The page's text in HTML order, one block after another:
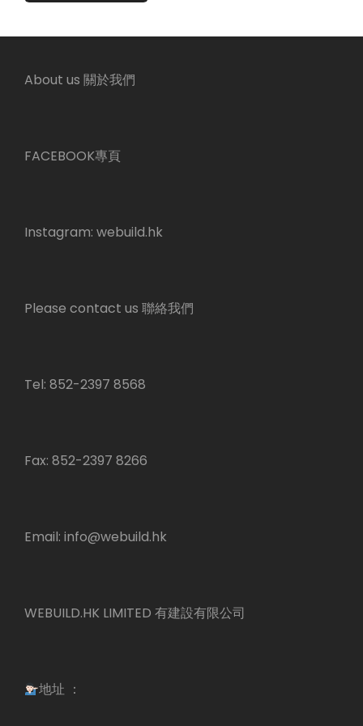
About us 關於我們
FACEBOOK專頁
Instagram: webuild.hk
Please contact us 聯絡我們
Tel: 852-2397 8568
Fax: 852-2397 8266
Email: info@webuild.hk
WEBUILD.HK LIMITED 有建設有限公司
地址 ：